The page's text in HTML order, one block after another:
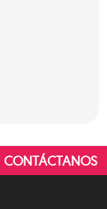
CONTÁCTANOS